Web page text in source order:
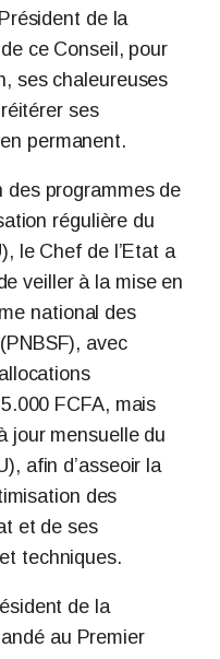
de la
ce Conseil, pour
ses chaleureuses
ses
permanent.
des programmes de
régulière du
le Chef de l’Etat a
veiller à la mise en
national des
avec
FCFA, mais
jour mensuelle du
afin d’asseoir la
des
et de ses
techniques.
de la
au Premier